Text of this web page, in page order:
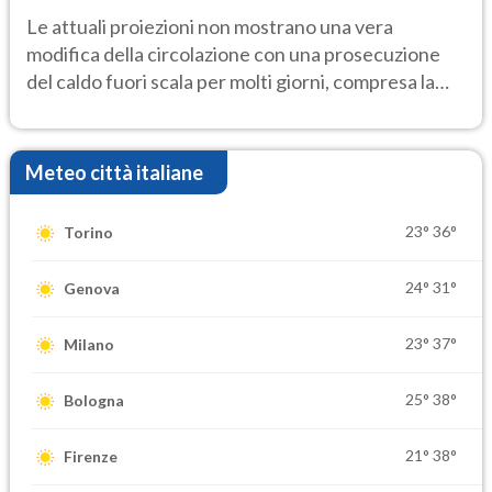
Le attuali proiezioni non mostrano una vera
modifica della circolazione con una prosecuzione
del caldo fuori scala per molti giorni, compresa la
Meteo città italiane
Torino 23° 36°
Genova 24° 31°
Milano 23° 37°
Bologna 25° 38°
Firenze 21° 38°